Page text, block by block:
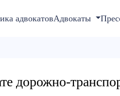
адвокатовАдвокаты
дорожно-